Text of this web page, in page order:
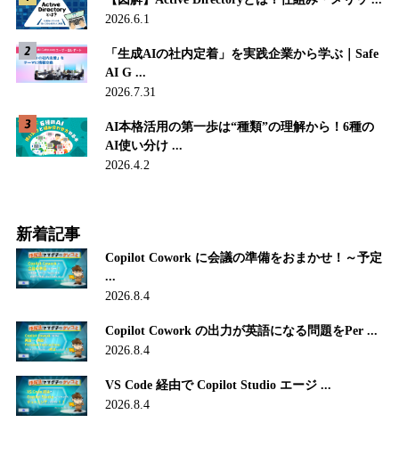
2026.6.1
「生成AIの社内定着」を実践企業から学ぶ｜Safe
AI G ...
2026.7.31
AI本格活用の第一歩は“種類”の理解から！6種の
AI使い分け ...
2026.4.2
新着記事
Copilot Cowork に会議の準備をおまかせ！～予定
...
2026.8.4
Copilot Cowork の出力が英語になる問題をPer ...
2026.8.4
VS Code 経由で Copilot Studio エージ ...
2026.8.4